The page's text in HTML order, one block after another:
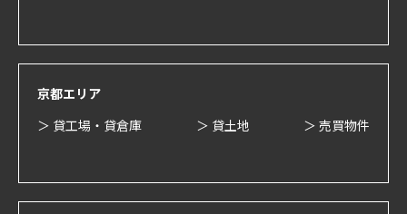
京都エリア
＞ 貸工場・貸倉庫
＞ 貸土地 ＞ 売買物件